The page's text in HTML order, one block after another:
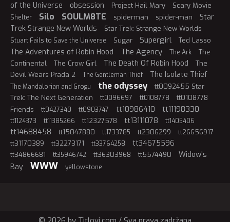
of the Universe
obsession Project Hail Mary Scary Movie
Shelter Silo SOULM8TE spiderman spider-man
Star
Trek Strange New Worlds
Star Trek: Strange New Worlds
Stuart Fails to Save the Universe Sugar Supergirl Ted Lasso
The Adventures of Robin Hood The Agency The Ark
The
Continental
The Crow Girl The Death Of Robin Hood
The
Devil Wears Prada 2
The Gentleman Thief The Isolate Thief
The Mandalorian and Grogu the odyssey
tt0092455 Star
Trek: The Next Generation
tt0096697 tt0108778
tt0108778
Friends
tt0427340 tt0903747 tt10986410 tt11198330
tt1124373 tt11385266 tt12327578 tt13111078 tt1405406
tt14688458 tt15047880 tt1733785 tt2306299
tt26656917
tt31170389
tt32273171 tt33764258 tt34675596
tt34866681 tt35946742 tt36303968 tt5574490
Widow's
Bay
WWW yellowstone